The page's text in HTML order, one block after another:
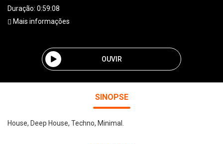
Duração: 0:59:08
Mais informações
OUVIR
SINOPSE
House, Deep House, Techno, Minimal.